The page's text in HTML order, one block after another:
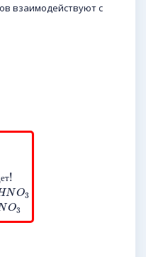
взаимодействуют с
ет!
NO3
O3